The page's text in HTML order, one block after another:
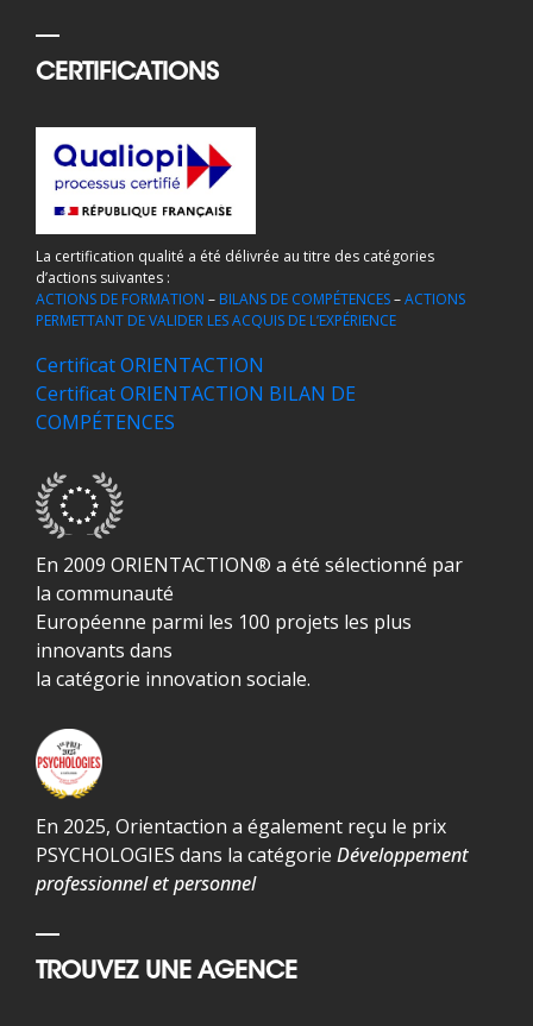
CERTIFICATIONS
La certification qualité a été délivrée au titre des catégories
d’actions suivantes :
ACTIONS DE FORMATION – BILANS DE COMPÉTENCES–ACTIONS
PERMETTANT DE VALIDER LES ACQUIS DE L’EXPÉRIENCE
Certificat ORIENTACTION
Certificat ORIENTACTION BILAN DE
COMPÉTENCES
En 2009 ORIENTACTION® a été sélectionné par
la communauté
Européenne parmi les 100 projets les plus
innovants dans
la catégorie innovation sociale.
En 2025, Orientaction a également reçu le prix
PSYCHOLOGIES dans la catégorie Développement
professionnel et personnel
TROUVEZ UNE AGENCE